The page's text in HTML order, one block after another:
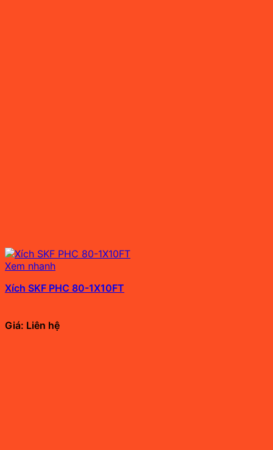
Xem nhanh
Xích SKF PHC 80-1X10FT
Giá: Liên hệ